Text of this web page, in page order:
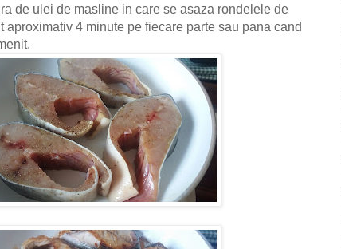
de ulei de masline in care se asaza rondelele de
aproximativ 4 minute pe fiecare parte sau pana cand